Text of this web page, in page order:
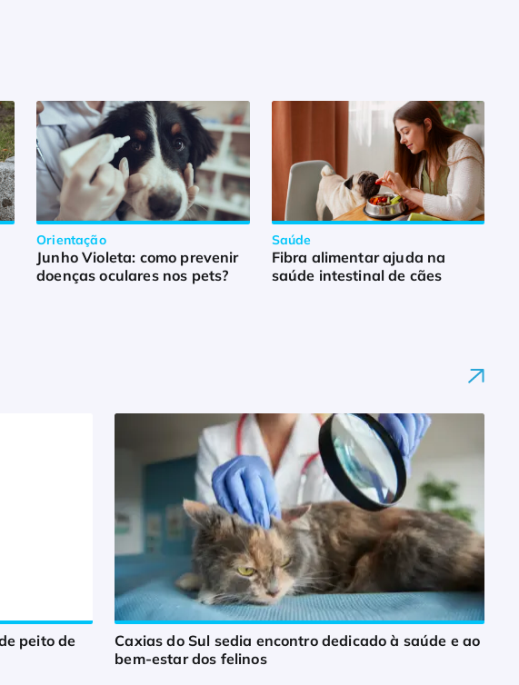
Orientação
Junho Violeta: como prevenir
doenças oculares nos pets?
Saúde
Fibra alimentar ajuda na
saúde intestinal de cães
peito de
Caxias do Sul sedia encontro dedicado à saúde e ao
bem-estar dos felinos